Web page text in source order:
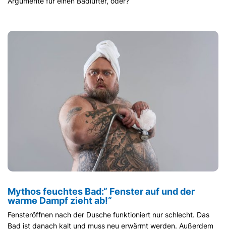
Mythos feuchtes Bad:“ Fenster auf und der
warme Dampf zieht ab!“
Fensteröffnen nach der Dusche funktioniert nur schlecht. Das
Bad ist danach kalt und muss neu erwärmt werden. Außerdem